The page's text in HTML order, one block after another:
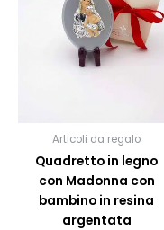
Articoli da regalo
Quadretto in legno
con Madonna con
bambino in resina
argentata